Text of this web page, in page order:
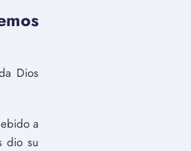
Dios
a
dio su